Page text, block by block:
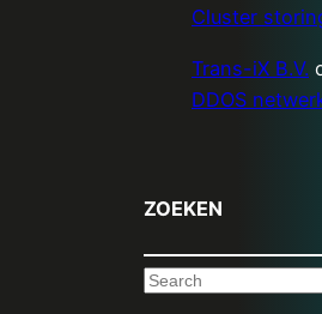
Cluster
Trans-iX B.V.
DDOS
ZOEKEN
S